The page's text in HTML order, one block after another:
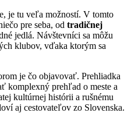
je tu veľa možností. V tomto
pre seba, od tradičnej
jedlá. Návštevníci sa môžu
klubov, vďaka ktorým sa
je čo objavovať. Prehliadka
komplexný prehľad o meste a
kultúrnej histórii a rušnému
aj cestovateľov zo Slovenska.